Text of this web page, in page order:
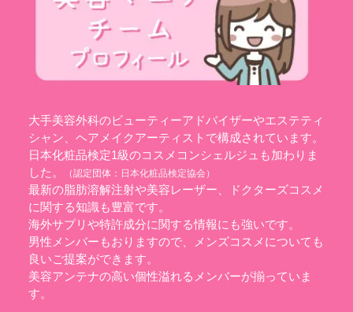
大手美容外科のビューティーアドバイザーやエステティ
シャン、ヘアメイクアーティストで構成されています。
日本化粧品検定1級のコスメコンシェルジュも加わりま
した。
（認定団体： 日本化粧品検定協会）
最新の脂肪溶解注射や美容レーザー、ドクターズコスメ
に関する知識も豊富です。
海外サプリや特許成分に関する情報にも強いです。
男性メンバーもおりますので、メンズコスメについても
良いご提案ができます。
美容アンテナの高い個性溢れるメンバーが揃っていま
す。